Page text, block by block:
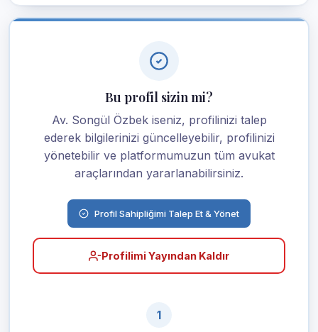
Bu profil sizin mi?
Av. Songül Özbek iseniz, profilinizi talep
ederek bilgilerinizi güncelleyebilir, profilinizi
yönetebilir ve platformumuzun tüm avukat
araçlarından yararlanabilirsiniz.
Profil Sahipliğimi Talep Et & Yönet
Profilimi Yayından Kaldır
1